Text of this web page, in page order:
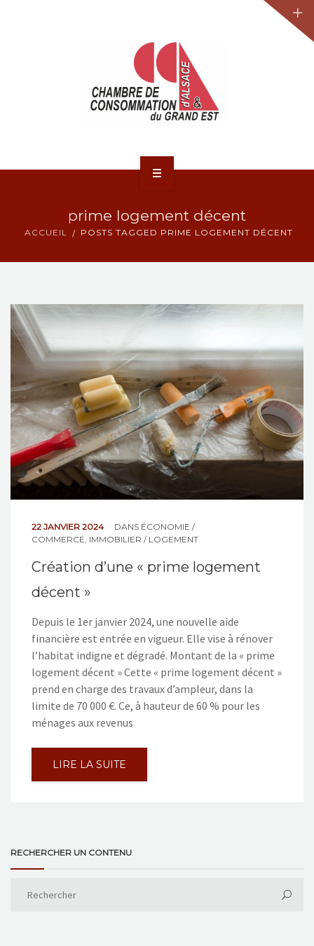
ACTUALITÉS
NOS ACTIONS
CONTACT
prime logement décent
ACCUEIL POSTS TAGGED PRIME LOGEMENT DÉCENT
22 JANVIER 2024 DANS ÉCONOMIE /
COMMERCE IMMOBILIER / LOGEMENT
Création d’une « prime logement
décent »
Depuis le 1er janvier 2024, une nouvelle aide
financière est entrée en vigueur. Elle vise à rénover
l’habitat indigne et dégradé. Montant de la « prime
logement décent » Cette « prime logement décent »
prend en charge des travaux d’ampleur, dans la
limite de 70 000 €. Ce, à hauteur de 60 % pour les
ménages aux revenus
LIRE LA SUITE
RECHERCHER UN CONTENU